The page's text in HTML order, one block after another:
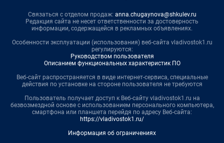
Связаться с отделом продаж: anna.chugaynova@shkulev.ru
Редакция сайта не несет ответственности за достоверность
информации, содержащейся в рекламных объявлениях.
Особенности эксплуатации (использования) веб-сайта vladivostok1.ru
регулируются:
Руководством пользователя
Описанием функциональных характеристик ПО
Веб-сайт распространяется в виде интернет-сервиса, специальные
действия по установке на стороне пользователя не требуются
Пользователь получает доступ к Веб-сайту vladivostok1.ru на
безвозмездной основе с использованием персонального компьютера,
смартфона или планшета перейдя по адресу Веб-сайта:
https://vladivostok1.ru/
Информация об ограничениях